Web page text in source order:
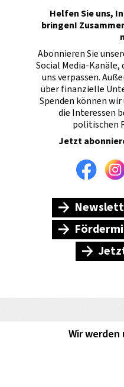
Helfen Sie uns,
bringen!
Abonnieren Sie
Social Media-
uns verpassen.
über finanzielle
Spenden können
die Interessen
politischen
Jetzt
Wir